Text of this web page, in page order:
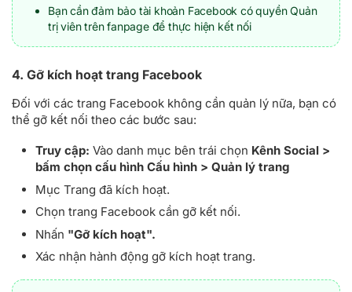
Bạn cần đảm bảo tài khoản Facebook có quyền Quản
trị viên trên fanpage để thực hiện kết nối
4. Gỡ kích hoạt trang Facebook
Đối với các trang Facebook không cần quản lý nữa, bạn có
thể gỡ kết nối theo các bước sau:
Truy cập: Vào danh mục bên trái chọn Kênh Social >
bấm chọn cấu hình Cấu hình > Quản lý trang
Mục Trang đã kích hoạt.
Chọn trang Facebook cần gỡ kết nối.
Nhấn "Gỡ kích hoạt".
Xác nhận hành động gỡ kích hoạt trang.